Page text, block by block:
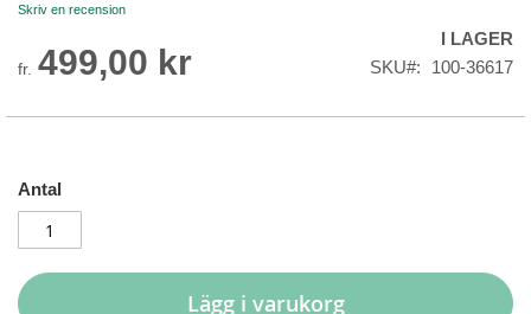
of
images
Skriv en recension
fr. 499,00 kr
I LAGER
SKU
100-36617
Antal
Lägg i varukorg